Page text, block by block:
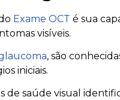
Exame OCT é sua
visíveis.
, são
iniciais.
de saúde visual